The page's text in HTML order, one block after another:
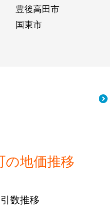
豊後高田市
国東市
の地価推移
数推移